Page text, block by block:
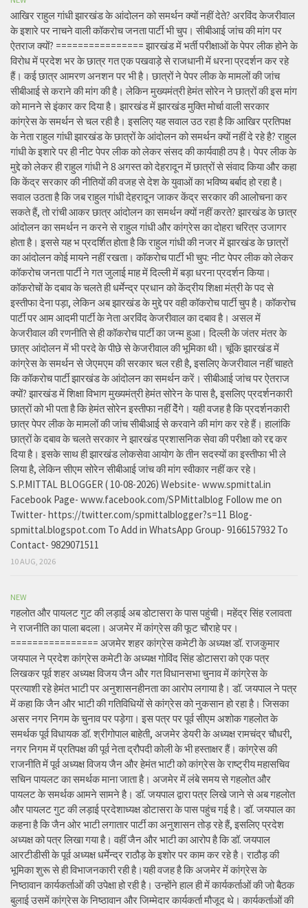
आखिर राहुल गांधी झारखंड के आंदोलन को समर्थन क्यों नहीं देते? अरविंद केजरीवाल
के इशारे पर नाचने वाली कॉकरोच जनता पार्टी भी चुप। सीबीआई जांच की मांग पर
ऐतराज क्यों? ================ झारखंड में भर्ती परीक्षाओं के पेपर लीक होने के
विरोध में प्रदेश भर के छात्र गत एक पखवाड़े से राजधानी में धरना प्रदर्शन कर रहे
हैं। कई छात्र आमरण अनशन पर भी है। छात्रों ने पेपर लीक के मामलों की जांच
सीबीआई से कराने की मांग की है। लेकिन मुख्यमंत्री हेमंत सोरेन ने छात्रों की इस मांग
को मानने से इंकार कर दिया है। झारखंड में झारखंड मुक्ति मोर्चा वाली सरकार
कांग्रेस के समर्थन से चल रही है। इसलिए यह सवाल उठ रहा है कि आखिर प्रतिपक्ष
के नेता राहुल गांधी झारखंड के छात्रों के आंदोलन को समर्थन क्यों नहीं दे रहे है? राहुल
गांधी के इशारे पर ही नीट पेपर लीक को लेकर संसद की कार्यवाही ठप है। पेपर लीक के
मुद्दे को लेकर ही राहुल गांधी ने 8 अगस्त को देहरादून में छात्रों से संवाद किया और कहा
कि केंद्र सरकार की नीतियों की वजह से देश के युवाओं का भविष्य बर्बाद हो रहा है।
सवाल उठता है कि जब राहुल गांधी देहरादून जाकर केंद्र सरकार की आलोचना कर
सकते हैं, तो रांची आकर छात्र आंदोलन का समर्थन क्यों नहीं करते? झारखंड के छात्र
आंदोलन का समर्थन न करने से राहुल गांधी और कांग्रेस का दोहरा चरित्र उजागर
होता है। इससे यह भ प्रदर्शित होता है कि राहुल गांधी की नजर में झारखंड के छात्रों
का आंदोलन कोई मायने नहीं रखता। कॉकरोच पार्टी भी चुप: नीट पेपर लीक को लेकर
कॉकरोच जनता पार्टी ने गत जुलाई माह में दिल्ली में बड़ा धरना प्रदर्शन किया।
कॉकरोचों के दबाव के चलते ही धर्मेन्द्र प्रधान को केंद्रीय शिक्षा मंत्री के पद से
इस्तीफा देना पड़ा, लेकिन अब झारखंड के मुद्दे पर वही कॉकरोच पार्टी चुप है। कॉकरोच
पार्टी पर आम आदमी पार्टी के नेता अरविंद केजरीवाल का दबाव है। असल में
केजरीवाल की रणनीति से ही कॉकरोच पार्टी का जन्म हुआ। दिल्ली के जंतर मंतर के
छात्र आंदोलन में भी परदे के पीछे से केजरीवाल की भूमिका थी। चूंकि झारखंड में
कांग्रेस के समर्थन से जेएमएम की सरकार चल रही है, इसलिए केजरीवाल नहीं चाहते
कि कॉकरोच पार्टी झारखंड के आंदोलन का समर्थन करें। सीबीआई जांच पर ऐतराज
क्यों? झारखंड में शिक्षा विभाग मुख्यमंत्री हेमंत सोरेन के पास है, इसलिए प्रदर्शनकारी
छात्रों को भी पता है कि हेमंत सोरेन इस्तीफा नहीं देेंगे। यही वजह है कि प्रदर्शनकारी
छात्र पेपर लीक के मामलों की जांच सीबीआई से करवाने की मांग कर रहे हैं। हालांकि
छात्रों के दबाव के चलते सरकार ने झारखंड प्रशासनिक सेवा की परीक्षा को रद्द कर
दिया है। इसके साथ ही झारखंड लोकसेवा आयोग के तीन सदस्यों का इस्तीफा भी ले
लिया है, लेकिन सीएम सोरेन सीबीआई जांच की मांग स्वीकार नहीं कर रहे।
S.P.MITTAL BLOGGER ( 10-08-2026) Website- www.spmittal.in
Facebook Page- www.facebook.com/SPMittalblog Follow me on
Twitter- https://twitter.com/spmittalblogger?s=11 Blog-
spmittal.blogspot.com To Add in WhatsApp Group- 9166157932 To
Contact- 9829071511
10 AUG, 2026
NEW
गहलोत और पायलट गुट की लड़ाई अब डोटासरा के पास पहुंची। महेंद्र सिंह रलावता
ने राजनीति का पाला बदला। अजमेर में कांग्रेस की फूट चौराहे पर।
================ अजमेर शहर कांग्रेस कमेटी के अध्यक्ष डॉ. राजकुमार
जयपाल ने प्रदेश कांग्रेस कमेटी के अध्यक्ष गोविंद सिंह डोटासरा को एक पत्र
लिखकर पूर्व शहर अध्यक्ष विजय जैन और गत विधानसभा चुनाव में कांग्रेस के
प्रत्याशी रहे हेमंत भाटी पर अनुशासनहीनता का आरोप लगाया है। डॉ. जयपाल ने पत्र
में कहा कि जैन और भाटी की गतिविधियों से कांग्रेस को नुकसान हो रहा है। जिसका
असर नगर निगम के चुनाव पर पड़ेगा। इस पत्र पर पूर्व सीएम अशोक गहलोत के
समर्थक पूर्व विधायक डॉ. श्रीगोपाल बाहेती, अजमेर डेयरी के अध्यक्ष रामचंद्र चौधरी,
नगर निगम में प्रतिपक्ष की पूर्व नेता द्रौपदी कोली के भी हस्ताक्षर हैं। कांग्रेस की
राजनीति में पूर्व अध्यक्ष विजय जैन और हेमंत भाटी को कांग्रेस के राष्ट्रीय महासचिव
सचिन पायलट का समर्थक माना जाता है। अजमेर में लंबे समय से गहलोत और
पायलट के समर्थक आमने सामने है। डॉ. जयपाल द्वारा पत्र लिखे जाने से अब गहलोत
और पायलट गुट की लड़ाई प्रदेशाध्यक्ष डोटासरा के पास पहुंच गई है। डॉ. जयपाल का
कहना है कि जैन ओर भाटी लगातार पार्टी का अनुशासन तोड़ रहे हैं, इसलिए प्रदेश
अध्यक्ष को पत्र लिखा गया है। वहीं जैन और भाटी का आरोप है कि डॉ. जयपाल
आरटीडीसी के पूर्व अध्यक्ष धर्मेन्द्र राठौड़ के इशोर पर काम कर रहे है। राठौड़ की
भूमिका शुरू से ही विभाजनकारी रही है।यही वजह है कि अजमेर में कांग्रेस के
निष्ठावान कार्यकर्ताओं की उपेक्षा हो रही है। उन्होंने हाल ही में कार्यकर्ताओं की जो बैठक
बुलाई उसमें कांग्रेस के निष्ठावान और जिम्मेदार कार्यकर्ता मौजूद थे। कार्यकर्ताओं की